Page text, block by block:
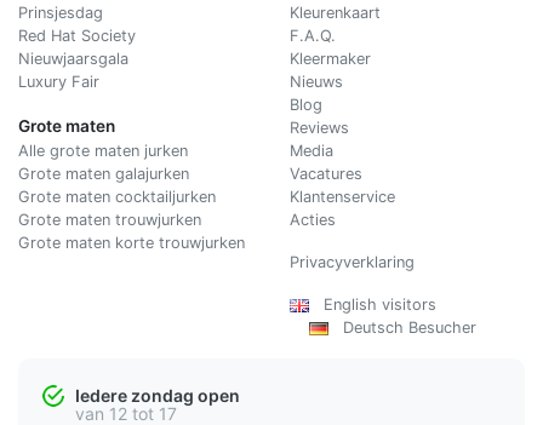
Prinsjesdag
Red Hat Society
Nieuwjaarsgala
Luxury Fair
Grote maten
Alle grote maten jurken
Grote maten galajurken
Grote maten cocktailjurken
Grote maten trouwjurken
Grote maten korte trouwjurken
Kleurenkaart
F.A.Q.
Kleermaker
Nieuws
Blog
Reviews
Media
Vacatures
Klantenservice
Acties
Privacyverklaring
English visitors
Deutsch Besucher
Iedere zondag open
van 12 tot 17